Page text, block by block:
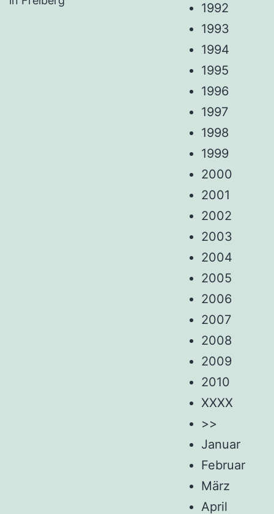
1992
1993
1994
1995
1996
1997
1998
1999
2000
2001
2002
2003
2004
2005
2006
2007
2008
2009
2010
XXXX
>>
Januar
Februar
März
April